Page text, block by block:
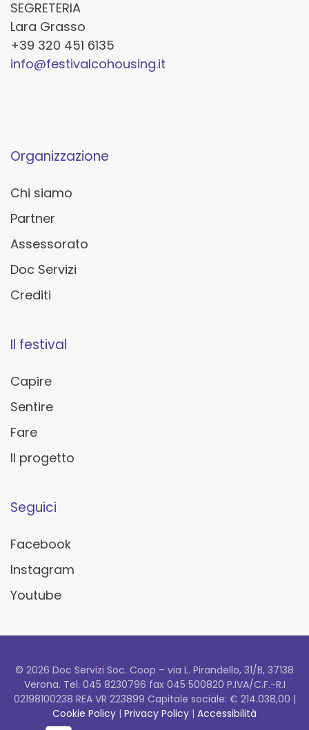
SEGRETERIA
Lara Grasso
+39 320 451 6135
info@festivalcohousing.it
Organizzazione
Chi siamo
Partner
Assessorato
Doc Servizi
Crediti
Il festival
Capire
Sentire
Fare
Il progetto
Seguici
Facebook
Instagram
Youtube
© 2026 Doc Servizi Soc. Coop – via L. Pirandello, 31/B, 37138
Verona. Tel. 045 8230796 fax 045 500820 P.IVA/C.F.-R.I
02198100238 REA VR 223899 Capitale sociale: € 214.038,00 |
Cookie Policy | Privacy Policy | Accessibilità